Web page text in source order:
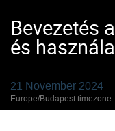
Bevezetés
és
21 November 2024
Europe/Budapest timezone